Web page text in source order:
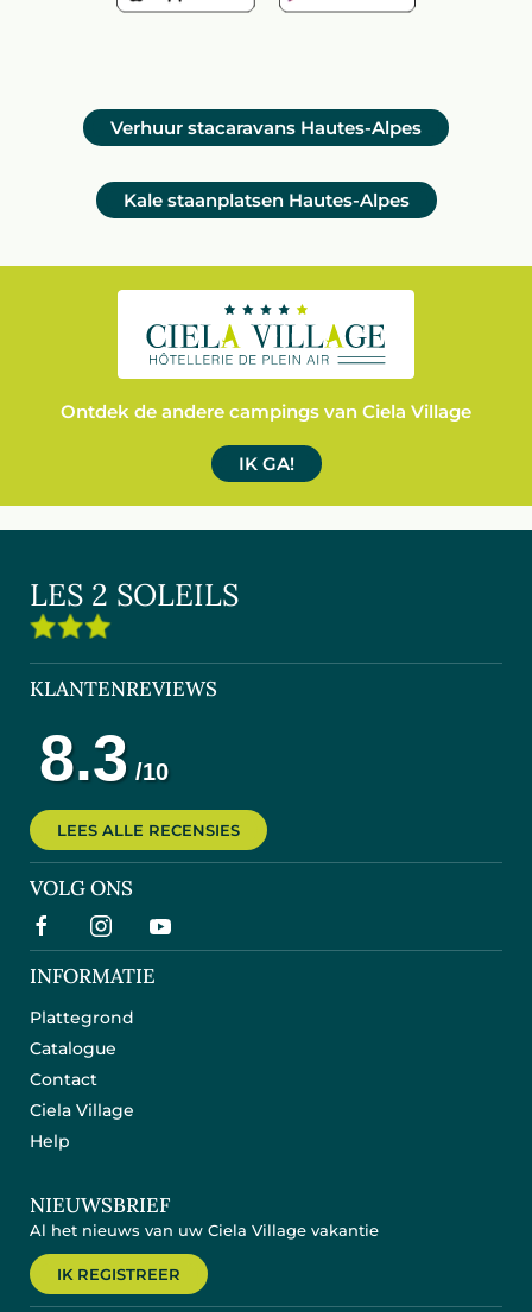
Verhuur stacaravans Hautes-Alpes
Kale staanplatsen Hautes-Alpes
Ontdek de andere campings van Ciela Village
IK GA!
LES 2 SOLEILS
KLANTENREVIEWS
LEES ALLE RECENSIES
VOLG ONS
INFORMATIE
Plattegrond
Catalogue
Contact
Ciela Village
Help
NIEUWSBRIEF
Al het nieuws van uw Ciela Village vakantie
IK REGISTREER